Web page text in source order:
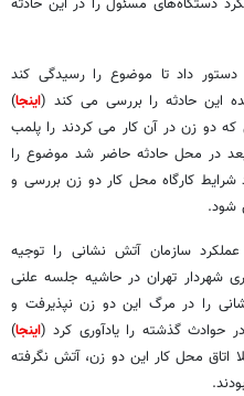
داد تا موضوع را رسیدگی کند
این حادثه را بررسی می کند (اینجا)
دو زن در آن کار می کردند را پلمب
در محل حادثه حاضر شد موضوع را
شرایط کارگاه محل کار دو زن بررسی و
شود.
سازمان آتش نشانی را توجیه
شهردار تهران در حاشیه جلسه علنی
را در مرگ این دو زن نپذیرفت و
حوادث گذشته را یادآوری کرد (اینجا)
اتاق محل کار این دو زن،‌ آتش نگرفته